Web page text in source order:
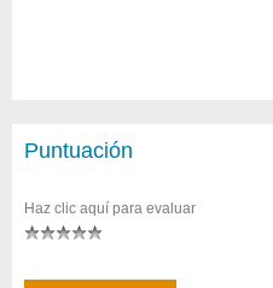
Puntuación
Haz clic aquí para evaluar